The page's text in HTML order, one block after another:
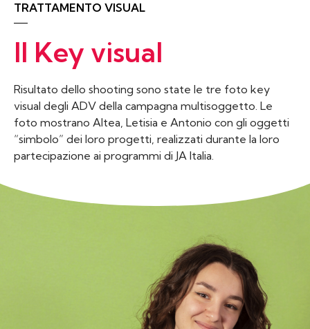
TRATTAMENTO VISUAL
Il Key visual
Risultato dello shooting sono state le tre foto key
visual degli ADV della campagna multisoggetto. Le
foto mostrano Altea, Letisia e Antonio con gli oggetti
“simbolo” dei loro progetti, realizzati durante la loro
partecipazione ai programmi di JA Italia.